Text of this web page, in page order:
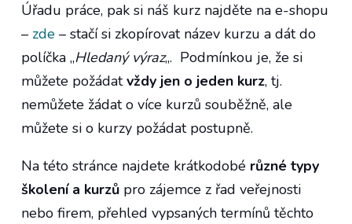
Úřadu práce, pak si náš kurz najděte na e-shopu
– zde – stačí si zkopírovat název kurzu a dát do
políčka „Hledaný výraz„. Podmínkou je, že si
můžete požádatvždy jen o jeden kurz, tj.
nemůžete žádat o více kurzů souběžně, ale
můžete si o kurzy požádat postupně.
Na této stránce najdete krátkodobé různé typy
školení a kurzů pro zájemce z řad veřejnosti
nebo firem, přehled vypsaných termínů těchto